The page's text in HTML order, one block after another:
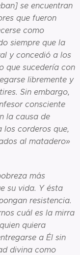
se encuentran
que fueron
como
siempre que la
y concedió a los
que sucedería con
libremente y
Sin embargo,
consciente
la causa de
los corderos que,
al matadero»
más
su vida. Y ésta
resistencia.
cuál es la mirra
quiera
a Él sin
divina como